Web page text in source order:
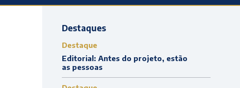
Destaques
Destaque
Editorial: Antes do projeto, estão
as pessoas